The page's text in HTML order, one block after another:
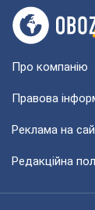
Про компанію
Правова
Реклама на
Редакційна